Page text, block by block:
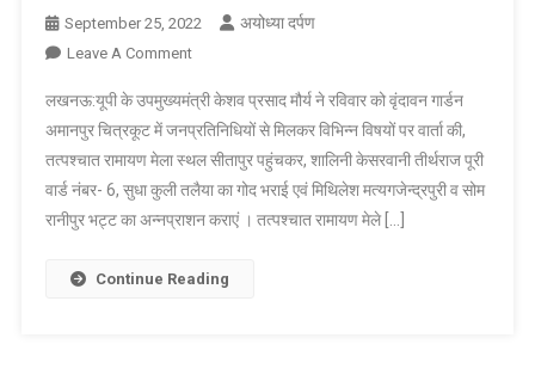
September 25, 2022 अयोध्या दर्पण
Leave A CommentOn
मुख्यमंत्री
केशव
प्रसाद
मौर्य
ने
का
लखनऊ:यूपी के उपमुख्यमंत्री केशव प्रसाद मौर्य ने रविवार को वृंदावन गार्डन
अमानपुर चित्रकूट में जनप्रतिनिधियों से मिलकर विभिन्न विषयों पर वार्ता की,
तत्पश्चात रामायण मेला स्थल सीतापुर पहुंचकर, शालिनी केसरवानी तीर्थराज पूरी
वार्ड नंबर- 6, सुधा कुली तलैया का गोद भराई एवं मिथिलेश मत्यगजेन्द्रपुरी व सोम
रानीपुर भट्ट का अन्नप्राशन कराएं । तत्पश्चात रामायण मेले […]
Continue Reading